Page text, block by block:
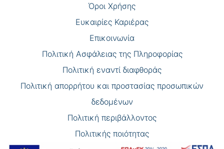
Όροι Χρήσης
Eυκαιρίες Καριέρας
Επικοινωνία
Πολιτική Ασφάλειας της Πληροφορίας
Πολιτική εναντί διαφθοράς
Πολιτική απορρήτου και προστασίας προσωπικών
δεδομένων
Πολιτική περιβάλλοντος
Πολιτικής ποιότητας